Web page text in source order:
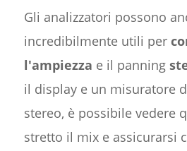
Gli analizzatori possono
incredibilmente utili per
l'ampiezza e il panning
il display e un misuratore
stereo, è possibile vedere
stretto il mix e assicurarsi